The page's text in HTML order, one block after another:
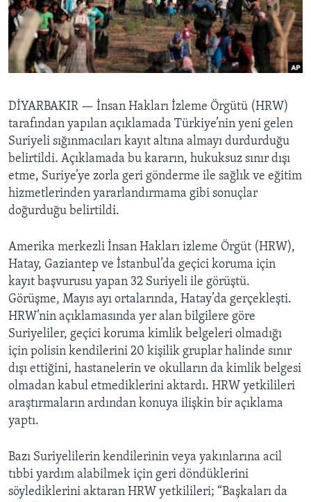
HAYATTAN
SANAT
BIZI TAKIP EDIN
Diller
DİYARBAKIR — İnsan Hakları İzleme Örgütü (HRW)
tarafından yapılan açıklamada Türkiye’nin yeni gelen
Suriyeli sığınmacıları kayıt altına almayı durdurduğu
belirtildi. Açıklamada bu kararın, hukuksuz sınır dışı
etme, Suriye’ye zorla geri gönderme ile sağlık ve eğitim
hizmetlerinden yararlandırmama gibi sonuçlar
doğurduğu belirtildi.
­­Amerika merkezli İnsan Hakları izleme Örgüt (HRW),
Hatay, Gaziantep ve İstanbul’da geçici koruma için
kayıt başvurusu yapan 32 Suriyeli ile görüştü.
Görüşme, Mayıs ayı ortalarında, Hatay’da gerçekleşti.
HRW’nin açıklamasında yer alan bilgilere göre
Suriyeliler, geçici koruma kimlik belgeleri olmadığı
için polisin kendilerini 20 kişilik gruplar halinde sınır
dışı ettiğini, hastanelerin ve okulların da kimlik belgesi
olmadan kabul etmediklerini aktardı. HRW yetkilileri
araştırmaların ardından konuya ilişkin bir açıklama
yaptı.
Bazı Suriyelilerin kendilerinin veya yakınlarına acil
tıbbi yardım alabilmek için geri döndüklerini
söylediklerini aktaran HRW yetkilileri; “Başkaları da